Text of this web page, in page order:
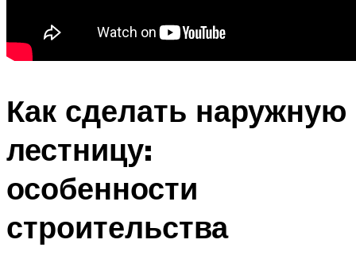
Как сделать наружную
лестницу:
особенности
строительства